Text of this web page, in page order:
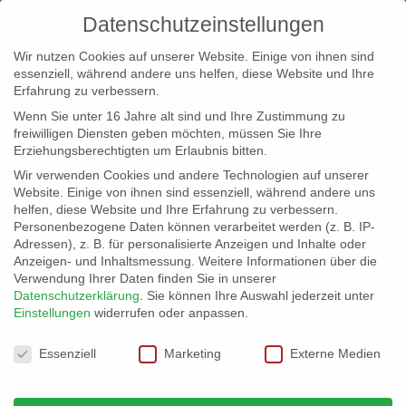
info@erfolgreich-events.de
+4940 46 777 230
Datenschutzeinstellungen
Wir nutzen Cookies auf unserer Website. Einige von ihnen sind
essenziell, während andere uns helfen, diese Website und Ihre
Erfahrung zu verbessern.
Wenn Sie unter 16 Jahre alt sind und Ihre Zustimmung zu
freiwilligen Diensten geben möchten, müssen Sie Ihre
Erziehungsberechtigten um Erlaubnis bitten.
Wir verwenden Cookies und andere Technologien auf unserer
Website. Einige von ihnen sind essenziell, während andere uns
helfen, diese Website und Ihre Erfahrung zu verbessern.
Personenbezogene Daten können verarbeitet werden (z. B. IP-
Adressen), z. B. für personalisierte Anzeigen und Inhalte oder
Anzeigen- und Inhaltsmessung. Weitere Informationen über die
Verwendung Ihrer Daten finden Sie in unserer
Datenschutzerklärung
Sie können Ihre Auswahl jederzeit unter
Einstellungen widerrufen oder anpassen.
Datenschutzeinstellungen
Essenziell Marketing Externe Medien